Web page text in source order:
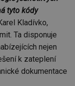
tyto kódy
Kladívko,
Ta disponuje
nejen
k zateplení
dokumentace